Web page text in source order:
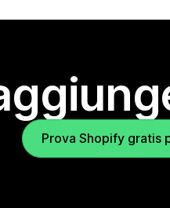
Prova Shopify gratis